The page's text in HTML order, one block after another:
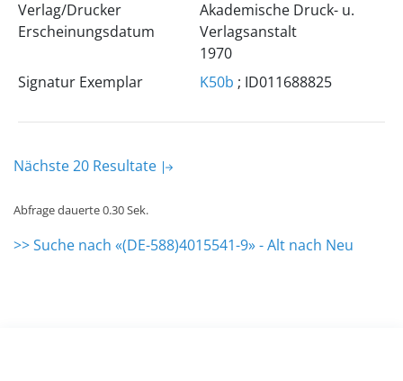
Verlag/Drucker
Erscheinungsdatum
Akademische Druck- u.
Verlagsanstalt
1970
Signatur Exemplar
K50b ; ID011688825
Nächste 20 Resultate
Abfrage dauerte 0.30 Sek.
>> Suche nach «(DE-588)4015541-9» - Alt nach Neu